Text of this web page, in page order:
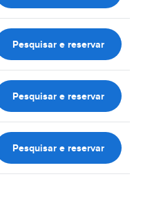
Pesquisar e reservar
Pesquisar e reservar
Pesquisar e reservar